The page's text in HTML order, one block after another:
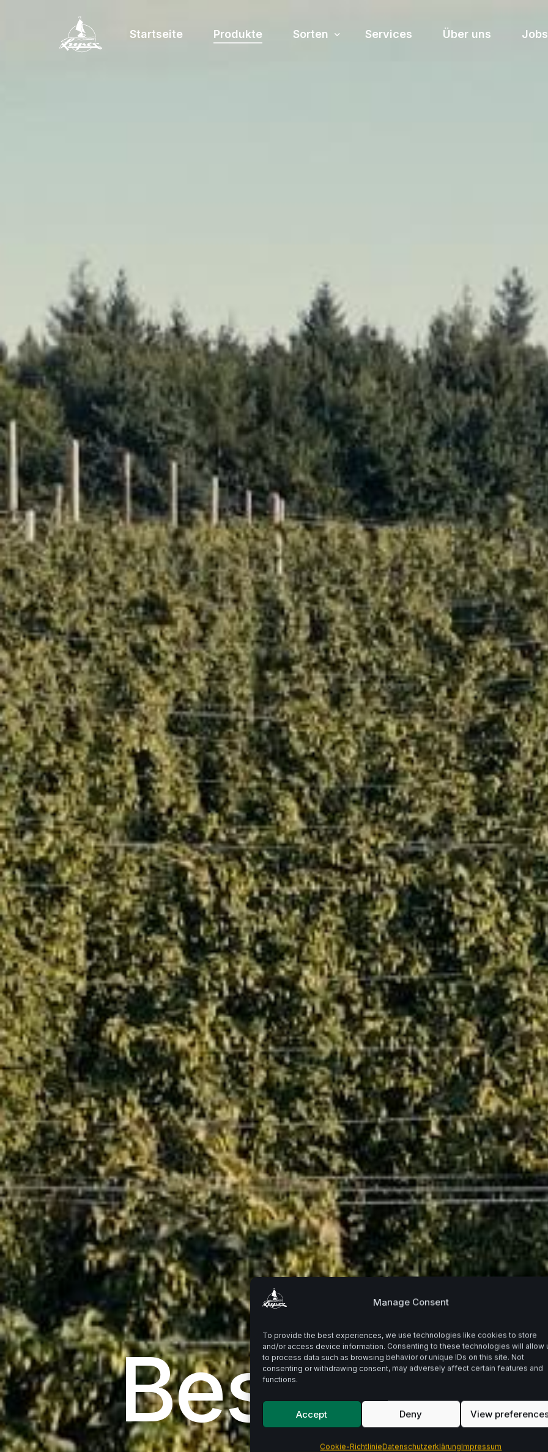
Manage Consent
To provide the best experiences, we use technologies like cookies to store
and/or access device information. Consenting to these technologies will allow
to process data such as browsing behavior or unique IDs on this site. Not
consenting or withdrawing consent, may adversely affect certain features and
functions.
Accept Deny View
Cookie-RichtlinieDatenschutzerklärungImpressum
Startseite Produkte Sorten Services Über uns Jobs
Beste